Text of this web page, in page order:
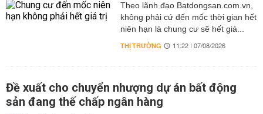
Theo lãnh đạo Batdongsan.com.vn,
không phải cứ đến mốc thời gian hết
niên hạn là chung cư sẽ hết giá...
THỊ TRƯỜNG 11:22 | 07/08/2026
Đề xuất cho chuyển nhượng dự án bất động
sản đang thế chấp ngân hàng